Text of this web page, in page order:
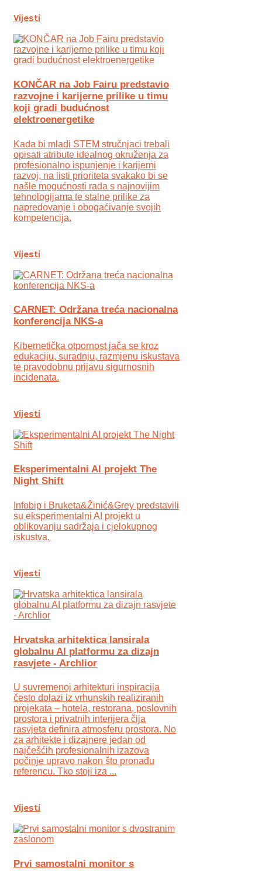
Vijesti
KONČAR na Job Fairu predstavio
razvojne i karijerne prilike u timu
koji gradi budućnost
elektroenergetike
Kada bi mladi STEM stručnjaci trebali
opisati atribute idealnog okruženja za
profesionalno ispunjenje i karijerni
razvoj, na listi prioriteta svakako bi se
našle mogućnosti rada s najnovijim
tehnologijama te stalne prilike za
napredovanje i obogaćivanje svojih
kompetencija.
Vijesti
CARNET: Održana treća nacionalna
konferencija NKS-a
Kibernetička otpornost jača se kroz
edukaciju, suradnju, razmjenu iskustava
te pravodobnu prijavu sigurnosnih
incidenata.
Vijesti
Eksperimentalni AI projekt The
Night Shift
Infobip i Bruketa&Žinić&Grey predstavili
su eksperimentalni AI projekt u
oblikovanju sadržaja i cjelokupnog
iskustva.
Vijesti
Hrvatska arhitektica lansirala
globalnu AI platformu za dizajn
rasvjete - Archlior
U suvremenoj arhitekturi inspiracija
često dolazi iz vrhunskih realiziranih
projekata – hotela, restorana, poslovnih
prostora i privatnih interijera čija
rasvjeta definira atmosferu prostora. No
za arhitekte i dizajnere jedan od
najčešćih profesionalnih izazova
počinje upravo nakon što pronađu
referencu. Tko stoji iza ...
Vijesti
Prvi samostalni monitor s